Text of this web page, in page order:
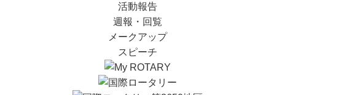
活動報告
週報・回覧
メークアップ
スピーチ